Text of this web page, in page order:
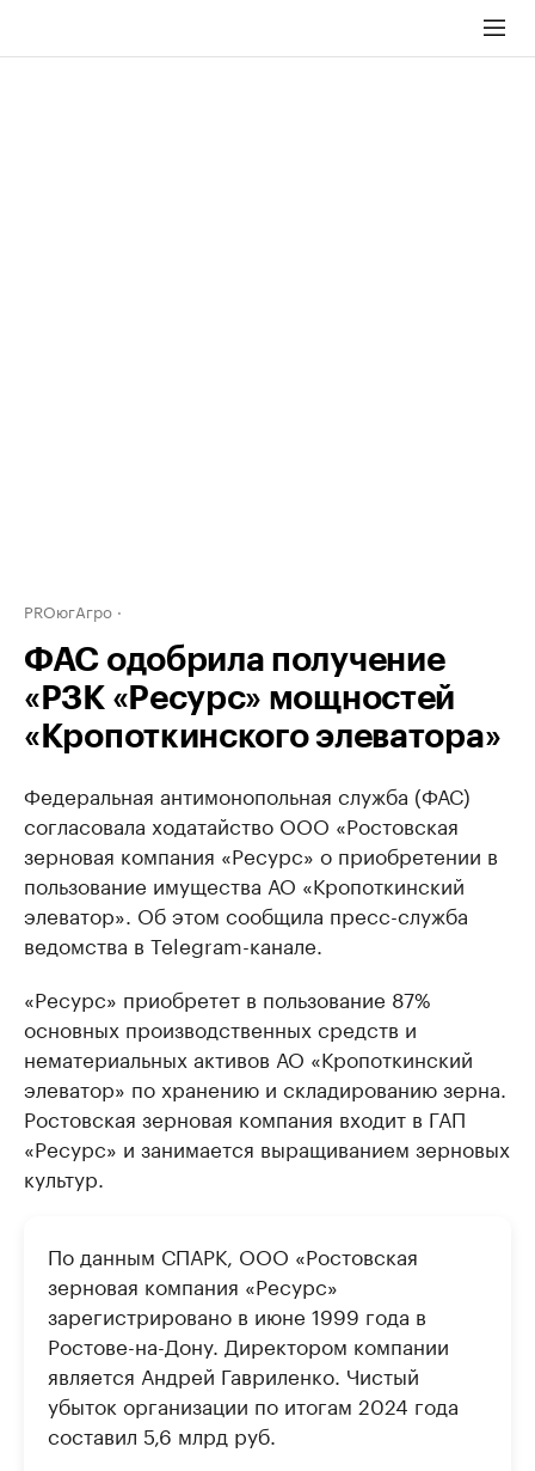
PROюгАгро
ФАС одобрила получение
«РЗК «Ресурс» мощностей
«Кропоткинского элеватора»
Федеральная антимонопольная служба (ФАС)
согласовала ходатайство ООО «Ростовская
зерновая компания «Ресурс» о приобретении в
пользование имущества АО «Кропоткинский
элеватор». Об этом сообщила пресс-служба
ведомства в Telegram-канале.
«Ресурс» приобретет в пользование 87%
основных производственных средств и
нематериальных активов АО «Кропоткинский
элеватор» по хранению и складированию зерна.
Ростовская зерновая компания входит в ГАП
«Ресурс» и занимается выращиванием зерновых
культур.
По данным СПАРК, ООО «Ростовская
зерновая компания «Ресурс»
зарегистрировано в июне 1999 года в
Ростове-на-Дону. Директором компании
является Андрей Гавриленко. Чистый
убыток организации по итогам 2024 года
составил 5,6 млрд руб.